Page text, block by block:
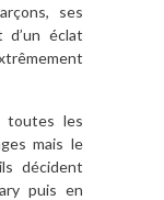
ses
d’un éclat
toutes les
mais le
décident
puis en